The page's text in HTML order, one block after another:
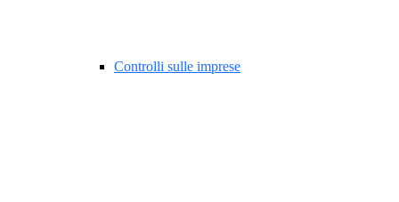
Controlli sulle imprese